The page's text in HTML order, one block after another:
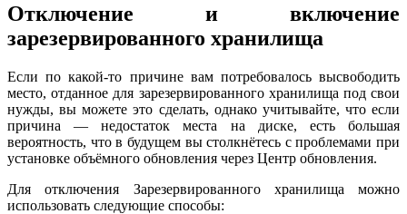
Отключение и включение
зарезервированного хранилища
Если по какой-то причине вам потребовалось высвободить
место, отданное для зарезервированного хранилища под свои
нужды, вы можете это сделать, однако учитывайте, что если
причина — недостаток места на диске, есть большая
вероятность, что в будущем вы столкнётесь с проблемами при
установке объёмного обновления через Центр обновления.
Для отключения Зарезервированного хранилища можно
использовать следующие способы: